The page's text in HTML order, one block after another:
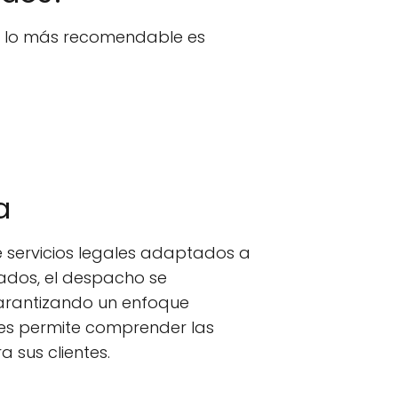
más recomendable es
legales adaptados a
el despacho se
un enfoque
permite comprender las
sus clientes.